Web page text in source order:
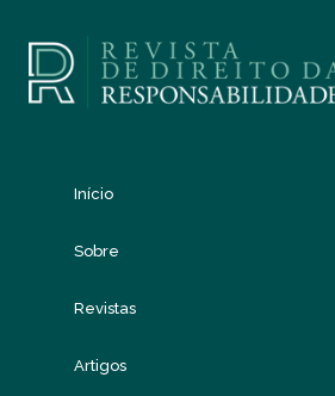
Início
Sobre
Revistas
Artigos